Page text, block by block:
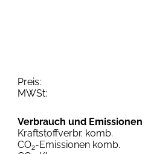
Preis:
MWSt:
Verbrauch und Emissionen
Kraftstoffverbr. komb.
CO2-Emissionen komb.